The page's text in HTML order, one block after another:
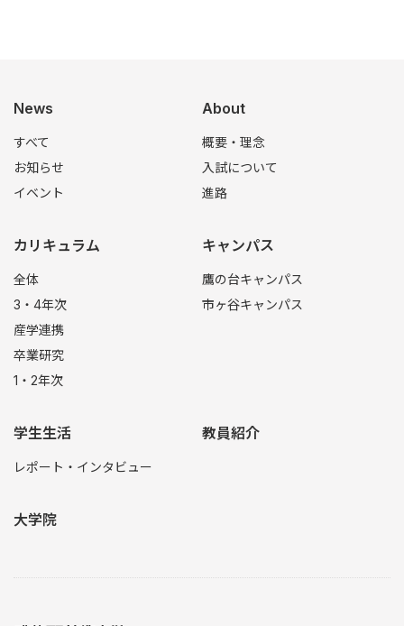
News
すべて
お知らせ
イベント
About
概要・理念
入試について
進路
カリキュラム
全体
3・4年次
産学連携
卒業研究
1・2年次
キャンパス
鷹の台キャンパス
市ヶ谷キャンパス
学生生活
レポート・インタビュー
教員紹介
大学院